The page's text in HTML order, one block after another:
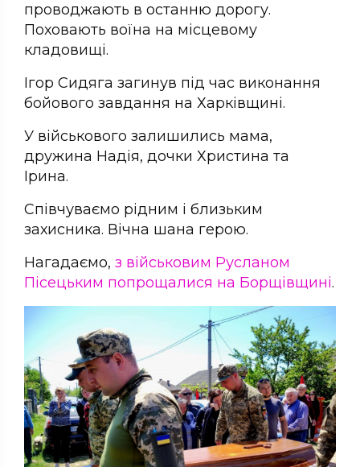
проводжають в останню дорогу.
Поховають воїна на місцевому
кладовищі.
Ігор Сидяга загинув під час виконання
бойового завдання на Харківщині.
У військового залишились мама,
дружина Надія, дочки Христина та
Ірина.
Співчуваємо рідним і близьким
захисника. Вічна шана герою.
Нагадаємо, з військовим Русланом
Пісецьким попрощалися на Борщівщині.